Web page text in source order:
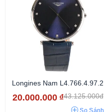
Longines Nam L4.766.4.97.2
20.000.000 ₫43.125.000đ